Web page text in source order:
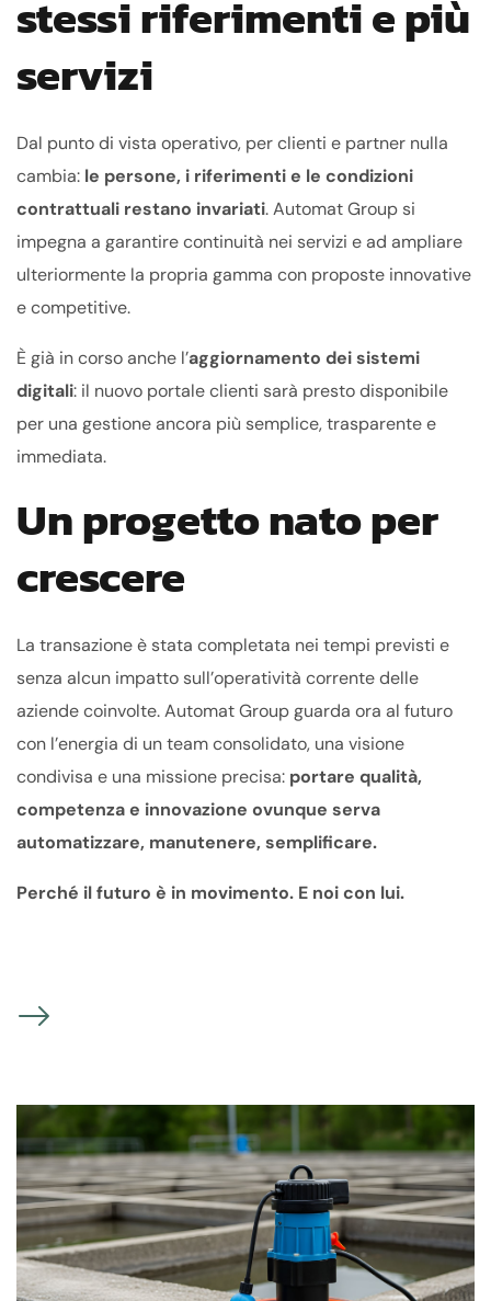
stessi riferimenti e più
servizi
Dal punto di vista operativo, per clienti e partner nulla
cambia: le persone, i riferimenti e le condizioni
contrattuali restano invariati. Automat Group si
impegna a garantire continuità nei servizi e ad ampliare
ulteriormente la propria gamma con proposte innovative
e competitive.
È già in corso anche l’aggiornamento dei sistemi
digitali: il nuovo portale clienti sarà presto disponibile
per una gestione ancora più semplice, trasparente e
immediata.
Un progetto nato per
crescere
La transazione è stata completata nei tempi previsti e
senza alcun impatto sull’operatività corrente delle
aziende coinvolte. Automat Group guarda ora al futuro
con l’energia di un team consolidato, una visione
condivisa e una missione precisa: portare qualità,
competenza e innovazione ovunque serva
automatizzare, manutenere, semplificare.
Perché il futuro è in movimento. E noi con lui.